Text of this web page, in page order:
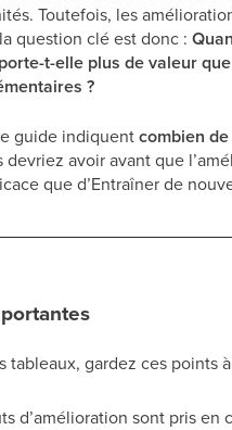
Toutefois, les
question clé est donc :
t-elle plus de valeur
?
guide indiquentcombien
devriez avoir avant que
que d’Entraîner de
tableaux, gardez ces points
d’amélioration sont pris en